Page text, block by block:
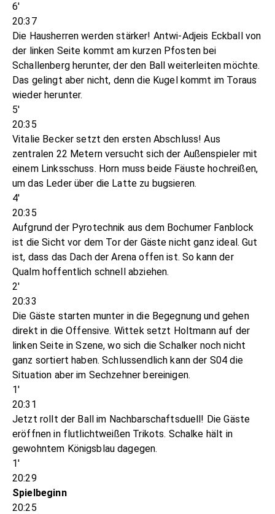
6'
20:37
Die Hausherren werden stärker! Antwi-Adjeis Eckball von
der linken Seite kommt am kurzen Pfosten bei
Schallenberg herunter, der den Ball weiterleiten möchte.
Das gelingt aber nicht, denn die Kugel kommt im Toraus
wieder herunter.
5'
20:35
Vitalie Becker setzt den ersten Abschluss! Aus
zentralen 22 Metern versucht sich der Außenspieler mit
einem Linksschuss. Horn muss beide Fäuste hochreißen,
um das Leder über die Latte zu bugsieren.
4'
20:35
Aufgrund der Pyrotechnik aus dem Bochumer Fanblock
ist die Sicht vor dem Tor der Gäste nicht ganz ideal. Gut
ist, dass das Dach der Arena offen ist. So kann der
Qualm hoffentlich schnell abziehen.
2'
20:33
Die Gäste starten munter in die Begegnung und gehen
direkt in die Offensive. Wittek setzt Holtmann auf der
linken Seite in Szene, wo sich die Schalker noch nicht
ganz sortiert haben. Schlussendlich kann der S04 die
Situation aber im Sechzehner bereinigen.
1'
20:31
Jetzt rollt der Ball im Nachbarschaftsduell! Die Gäste
eröffnen in flutlichtweißen Trikots. Schalke hält in
gewohntem Königsblau dagegen.
1'
20:29
Spielbeginn
20:25